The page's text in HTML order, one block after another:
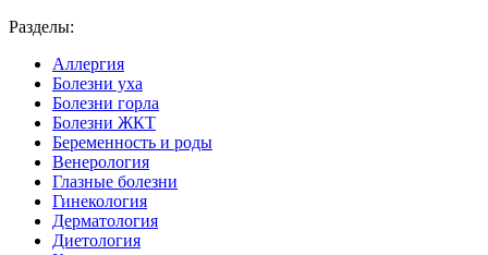
Разделы:
Аллергия
Болезни уха
Болезни горла
Болезни ЖКТ
Беременность и роды
Венерология
Глазные болезни
Гинекология
Дерматология
Диетология